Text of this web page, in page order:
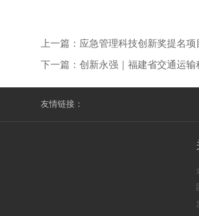
上一篇： 应急管理科技创新奖提名项
下一篇：创新永强｜福建省交通运
友情链接：